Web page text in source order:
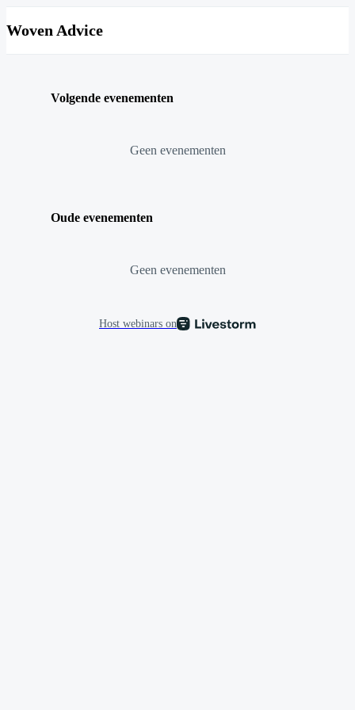
Woven Advice
Volgende evenementen
Geen evenementen
Oude evenementen
Geen evenementen
Host webinars on